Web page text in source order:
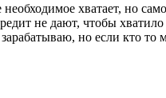
хватает, но
не дают, чтобы
но если кто то